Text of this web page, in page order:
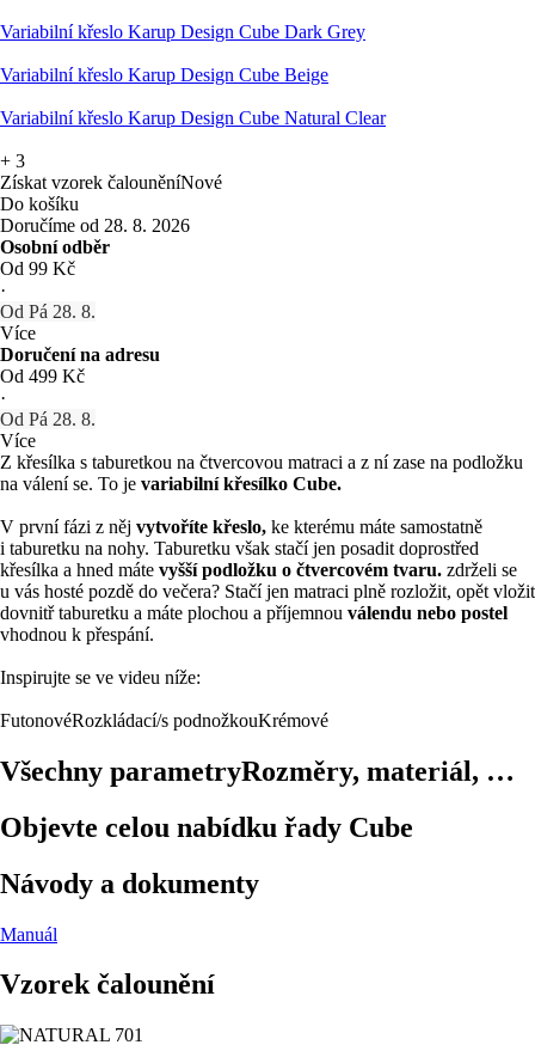
Variabilní křeslo Karup Design Cube Dark Grey
Variabilní křeslo Karup Design Cube Beige
Variabilní křeslo Karup Design Cube Natural Clear
+ 3
Získat vzorek čalouněníNové
Do košíku
Doručíme od 28. 8. 2026
Osobní odběr
Od 99 Kč
·
Od Pá 28. 8.
Více
Doručení na adresu
Od 499 Kč
·
Od Pá 28. 8.
Více
Z křesílka s taburetkou na čtvercovou matraci a z ní zase na podložku
na válení se. To je variabilní křesílko Cube.
V první fázi z něj vytvoříte křeslo, ke kterému máte samostatně
i taburetku na nohy. Taburetku však stačí jen posadit doprostřed
křesílka a hned máte vyšší podložku o čtvercovém tvaru. zdrželi se
u vás hosté pozdě do večera? Stačí jen matraci plně rozložit, opět vložit
dovnitř taburetku a máte plochou a příjemnou válendu nebo postel
vhodnou k přespání.
Inspirujte se ve videu níže:
FutonovéRozkládací/s podnožkouKrémové
Všechny parametryRozměry, materiál, …
Objevte celou nabídku řady Cube
Návody a dokumenty
Manuál
Vzorek čalounění